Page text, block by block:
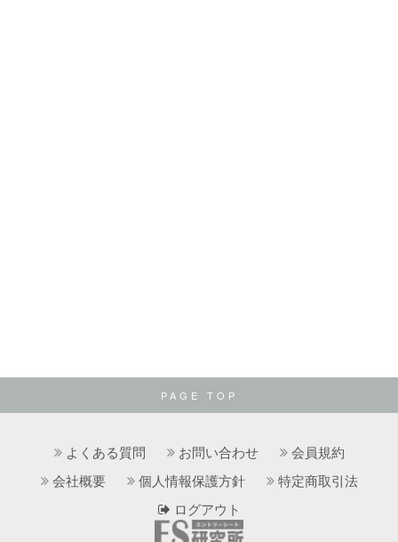
PAGE TOP
よくある質問 お問い合わせ
会員規約
会社概要
個人情報保護方針
特定商取引法
ログアウト